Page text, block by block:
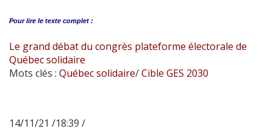
Pour lire le texte complet :
Le grand débat du congrès plateforme électorale de
Québec solidaire
Mots clés : Québec solidaire/Cible GES 2030
14/11/21 /18:39 /